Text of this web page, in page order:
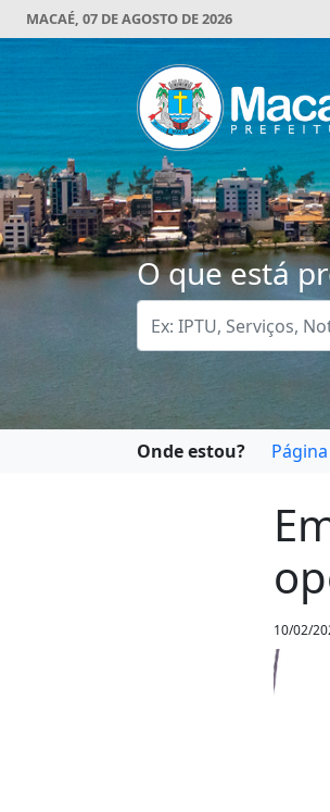
MACAÉ, 07 DE AGOSTO DE 2026
O que está
Onde estou?
10/02/